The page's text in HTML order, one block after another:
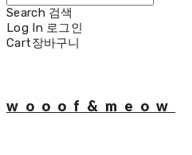
Search 검색
Log In 로그인
Cart장바구니
wooof&meow